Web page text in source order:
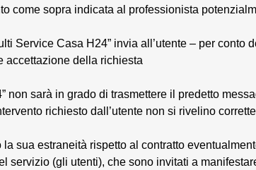
come sopra indicata al professionista
Service Casa H24” invia all’utente – per conto
accettazione della richiesta
non sarà in grado di trasmettere il predetto
richiesto dall’utente non si rivelino
sua estraneità rispetto al contratto
(gli utenti), che sono invitati a